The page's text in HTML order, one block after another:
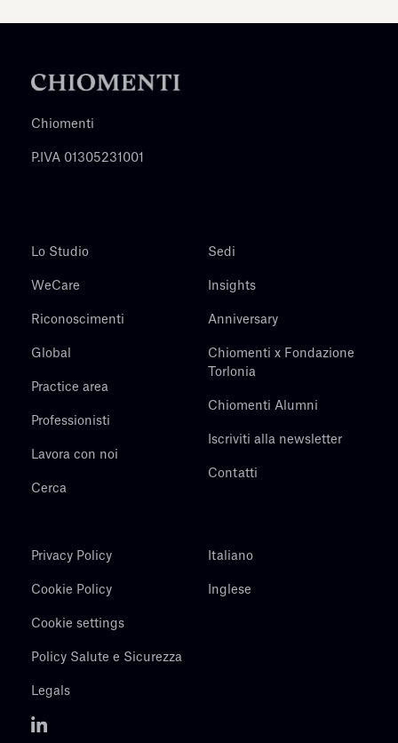
Chiomenti
P.IVA 01305231001
Lo Studio
WeCare
Riconoscimenti
Global
Practice area
Professionisti
Lavora con noi
Cerca
Sedi
Insights
Anniversary
Chiomenti x Fondazione
Torlonia
Chiomenti Alumni
Iscriviti alla newsletter
Contatti
Privacy Policy
Cookie Policy
Cookie settings
Policy Salute e Sicurezza
Legals
Italiano
Inglese